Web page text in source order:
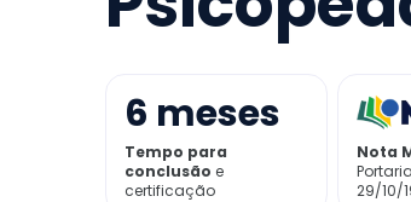
6 meses
Tempo para
conclusão e
certificação
Nota
29/10/